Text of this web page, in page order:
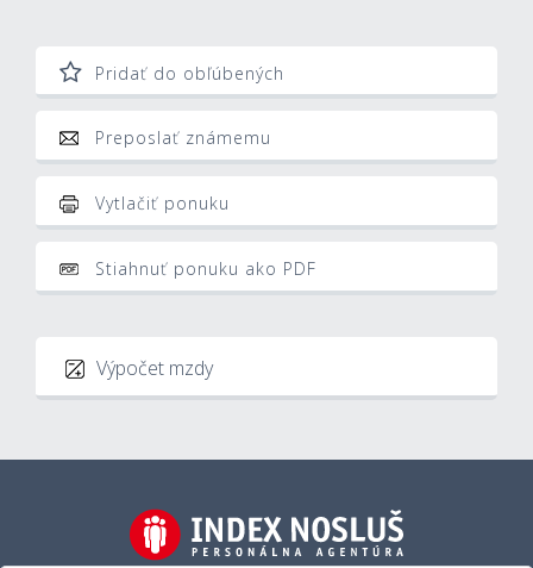
Pridať do obľúbených
Preposlať známemu
Vytlačiť ponuku
Stiahnuť ponuku ako PDF
Výpočet mzdy